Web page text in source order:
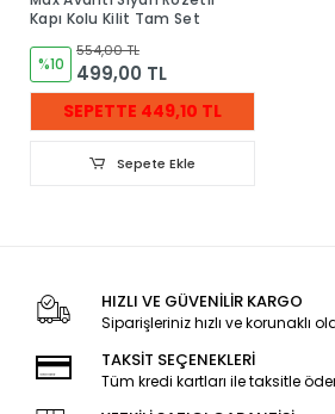
Kapı Kolu Kilit Tam Set
%10
554,00 TL
499,00 TL
SEPETTE 449,10 TL
Sepete Ekle
HIZLI VE GÜVENİLİR KARGO
Siparişleriniz hızlı ve korunaklı
TAKSİT SEÇENEKLERİ
Tüm kredi kartları ile taksitle